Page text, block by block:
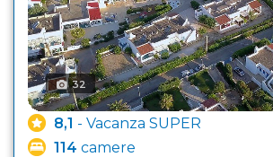
32
8,1 - Vacanza SUPER
114 camere